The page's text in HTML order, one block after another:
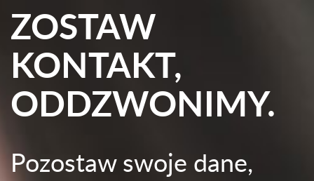
ZOSTAW
KONTAKT,
ODDZWONIMY.
Pozostaw swoje dane,